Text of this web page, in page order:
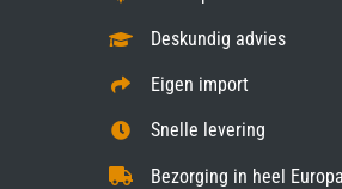
Deskundig advies
Eigen import
Snelle levering
Bezorging in heel